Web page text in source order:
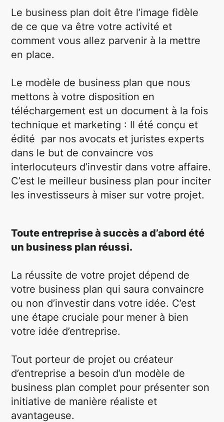
Le business plan doit être l’image fidèle
de ce que va être votre activité et
comment vous allez parvenir à la mettre
en place.
Le modèle de business plan que nous
mettons à votre disposition en
téléchargement est un document à la fois
technique et marketing : Il été conçu et
édité par nos avocats et juristes experts
dans le but de convaincre vos
interlocuteurs d’investir dans votre affaire.
C’est le meilleur business plan pour inciter
les investisseurs à miser sur votre projet.
Toute entreprise à succès a d’abord été
un business plan réussi.
La réussite de votre projet dépend de
votre business plan qui saura convaincre
ou non d’investir dans votre idée. C’est
une étape cruciale pour mener à bien
votre idée d’entreprise.
Tout porteur de projet ou créateur
d’entreprise a besoin d’un modèle de
business plan complet pour présenter son
initiative de manière réaliste et
avantageuse.